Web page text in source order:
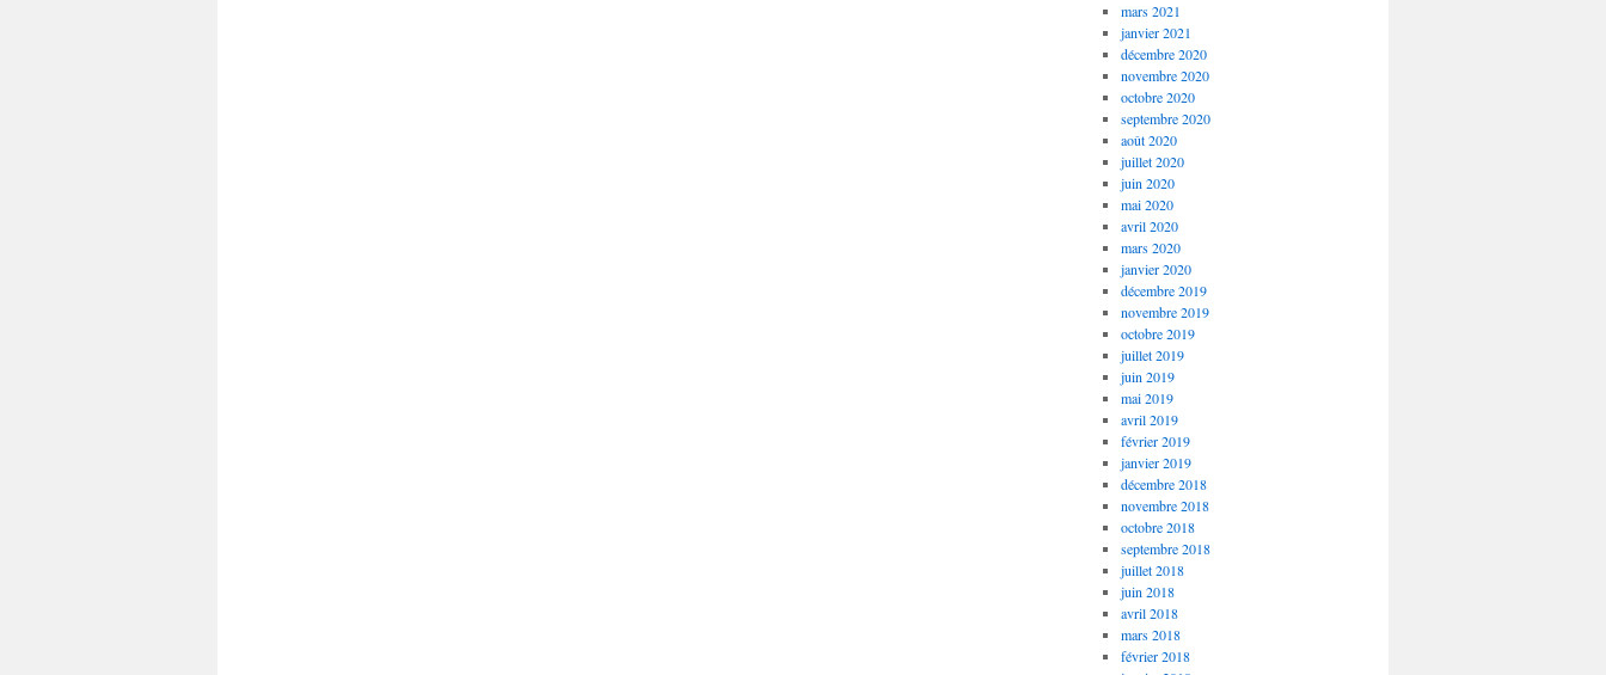
mars 2021
janvier 2021
décembre 2020
novembre 2020
octobre 2020
septembre 2020
août 2020
juillet 2020
juin 2020
mai 2020
avril 2020
mars 2020
janvier 2020
décembre 2019
novembre 2019
octobre 2019
juillet 2019
juin 2019
mai 2019
avril 2019
février 2019
janvier 2019
décembre 2018
novembre 2018
octobre 2018
septembre 2018
juillet 2018
juin 2018
avril 2018
mars 2018
février 2018